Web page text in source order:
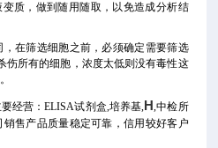
质，做到随用随取，以免造成分析结
在筛选细胞之前，必须确定需要筛选
伤所有的细胞，浓度太低则没有毒性这
经营：ELISA试剂盒,培养基,H,中检所
售产品质量稳定可靠，信用较好客户